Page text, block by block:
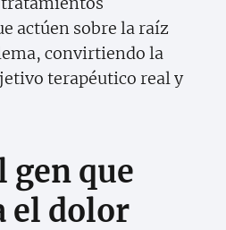
actúen sobre la raíz
convirtiendo la
terapéutico real y
gen que
el dolor